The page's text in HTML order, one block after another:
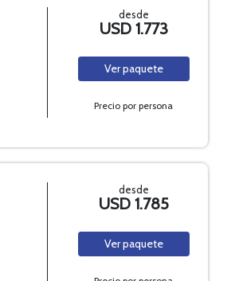
desde
USD 1.773
Verpaquete
Precio por persona
desde
USD 1.785
Verpaquete